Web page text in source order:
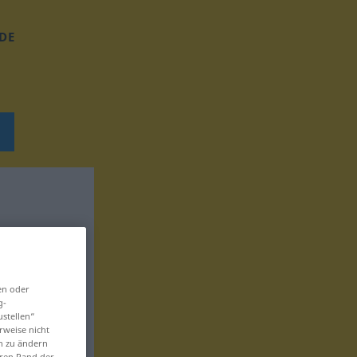
DE
oder
nicht
zu ändern